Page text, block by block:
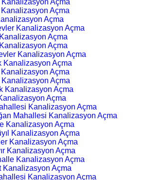
Kanalizasyon Açma
Kanalizasyon Açma
Açma
Kanalizasyon Açma
Açma
Açma
Kanalizasyon Açma
Kanalizasyon Açma
Kanalizasyon Açma
Kanalizasyon Açma
Kanalizasyon Açma
Açma
Kanalizasyon Açma
Mahallesi Kanalizasyon Açma
Kanalizasyon Açma
Kanalizasyon Açma
Kanalizasyon Açma
Kanalizasyon Açma
Kanalizasyon Açma
Kanalizasyon Açma
Kanalizasyon Açma